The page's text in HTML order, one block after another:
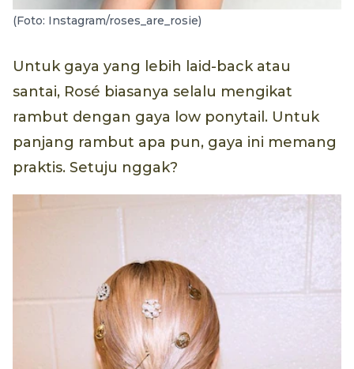
(Foto: Instagram/roses_are_rosie)
Untuk gaya yang lebih laid-back atau
santai, Rosé biasanya selalu mengikat
rambut dengan gaya low ponytail. Untuk
panjang rambut apa pun, gaya ini memang
praktis. Setuju nggak?